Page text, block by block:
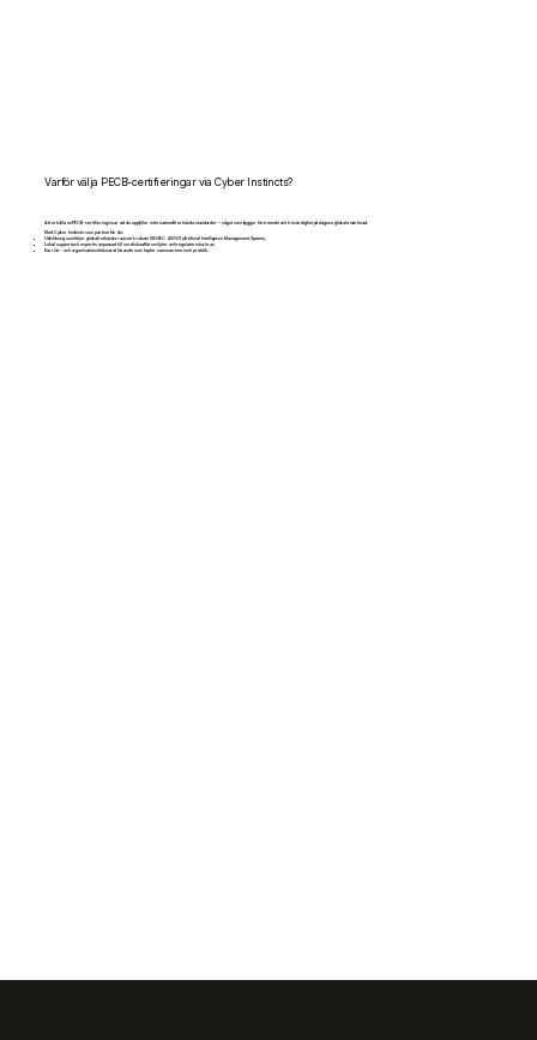
Varför välja PECB-certifieringar via Cyber Instincts?
Att erhålla en PECB-certifiering visar att du uppfyller internationellt erkända standarder – något som bygger förtroende och trovärdighet på dagens globala marknad.
Med Cyber Instincts som partner får du:
Utbildning som följer globalt erkända ramverk såsom ISO/IEC 42001 (Artificial Intelligence Management System).
Lokal support och expertis anpassad till nordiska affärsmiljöer och regulatoriska krav.
Karriär- och organisationsfokuserat lärande som knyter samman teori och praktik.